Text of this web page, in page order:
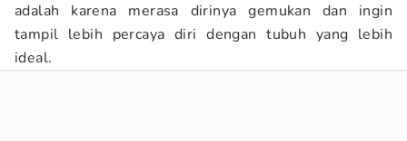
adalah karena merasa dirinya gemukan dan ingin
tampil lebih percaya diri dengan tubuh yang lebih
ideal.